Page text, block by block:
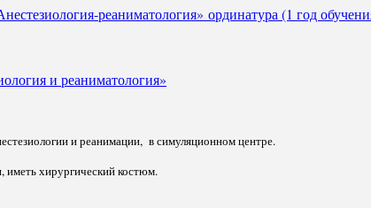
реаниматология» ординатура (1 год
и реаниматология»
и реанимации, в симуляционном центре.
иметь хирургический костюм.